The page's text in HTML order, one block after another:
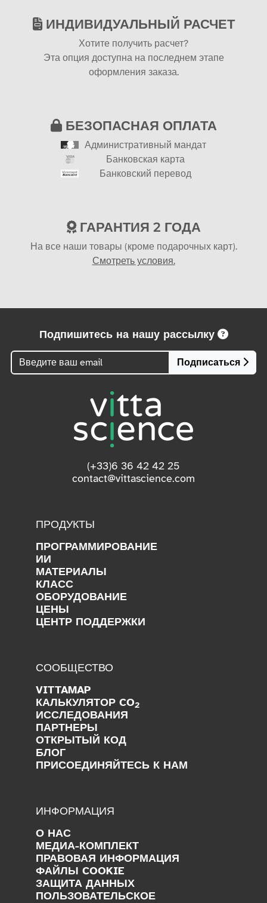
ИНДИВИДУАЛЬНЫЙ РАСЧЕТ
Хотите получить расчет?
Эта опция доступна на последнем этапе
оформления заказа.
БЕЗОПАСНАЯ ОПЛАТА
Административный мандат
Банковская карта
Банковский перевод
ГАРАНТИЯ 2 ГОДА
На все наши товары (кроме подарочных карт).
Смотреть условия.
Подпишитесь на нашу рассылку
Подписаться
(+33)6 36 42 42 25
contact@vittascience.com
ПРОДУКТЫ
ПРОГРАММИРОВАНИЕ
ИИ
МАТЕРИАЛЫ
КЛАСС
ОБОРУДОВАНИЕ
ЦЕНЫ
ЦЕНТР ПОДДЕРЖКИ
СООБЩЕСТВО
VITTAMAP
КАЛЬКУЛЯТОР CO2
ИССЛЕДОВАНИЯ
ПАРТНЕРЫ
ОТКРЫТЫЙ КОД
БЛОГ
ПРИСОЕДИНЯЙТЕСЬ К НАМ
ИНФОРМАЦИЯ
О НАС
МЕДИА-КОМПЛЕКТ
ПРАВОВАЯ ИНФОРМАЦИЯ
ФАЙЛЫ COOKIE
ЗАЩИТА ДАННЫХ
ПОЛЬЗОВАТЕЛЬСКОЕ